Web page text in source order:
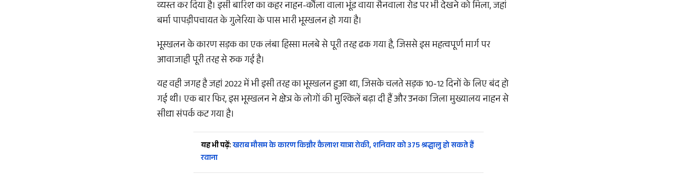
व्यस्त कर दिया है। इसी बारिश का कहर नाहन-कौंला वाला भूंड वाया सैनवाला रोड पर भी देखने को मिला, जहां
बर्मा पापड़ीपचायत के गुलेरिया के पास भारी भूस्खलन हो गया है।
भूस्खलन के कारण सड़क का एक लंबा हिस्सा मलबे से पूरी तरह ढक गया है, जिससे इस महत्वपूर्ण मार्ग पर
आवाजाही पूरी तरह से रुक गई है।
यह वही जगह है जहां 2022 में भी इसी तरह का भूस्खलन हुआ था, जिसके चलते सड़क 10-12 दिनों के लिए बंद हो
गई थी। एक बार फिर, इस भूस्खलन ने क्षेत्र के लोगों की मुश्किलें बढ़ा दी हैं और उनका जिला मुख्यालय नाहन से
सीधा संपर्क कट गया है।
यह भी पढ़ें:खराब मौसम के कारण किन्नौर कैलाश यात्रा रोकी, शनिवार को 375 श्रद्धालु हो सकते हैं
रवाना